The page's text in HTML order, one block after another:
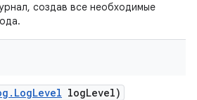
создав все необходимые
. LogLevel logLevel)